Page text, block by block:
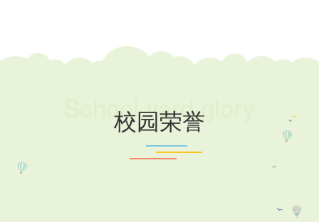
School yard glory
校园荣誉